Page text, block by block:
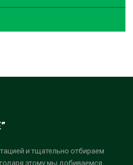
и тщательно отбираем
этому мы добиваемся